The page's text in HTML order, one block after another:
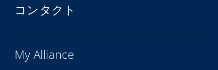
コンタクト
My Alliance